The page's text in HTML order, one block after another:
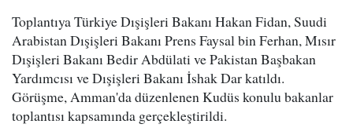
Toplantıya Türkiye Dışişleri Bakanı Hakan Fidan, Suudi
Arabistan Dışişleri Bakanı Prens Faysal bin Ferhan, Mısır
Dışişleri Bakanı Bedir Abdülati ve Pakistan Başbakan
Yardımcısı ve Dışişleri Bakanı İshak Dar katıldı.
Görüşme, Amman'da düzenlenen Kudüs konulu bakanlar
toplantısı kapsamında gerçekleştirildi.